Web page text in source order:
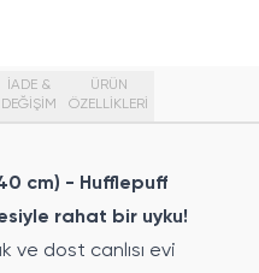
İADE &
DEĞİŞİM
ÜRÜN
ÖZELLIKLERI
cm) - Hufflepuff
rahat bir uyku!
ve dost canlısı evi